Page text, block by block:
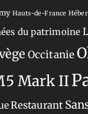
Hauts-de-France
du patrimoine
Occitanie
Mark II
Restaurant